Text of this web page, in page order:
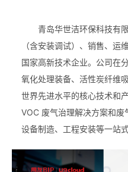
青岛华世洁环保科技有
（含安装调试）、销售、运
国家高新技术企业。公司在
氧化处理装备、活性炭纤维
世界先进水平的核心技术和
VOC 废气治理解决方案和废
设备制造、工程安装等一站